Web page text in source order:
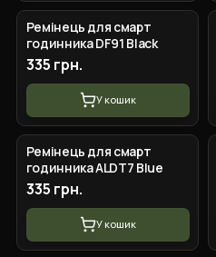
Ремінець для смарт
годинника DF91 Black
335 грн.
У кошик
Ремінець для смарт
годинника ALDT7 Blue
335 грн.
У кошик